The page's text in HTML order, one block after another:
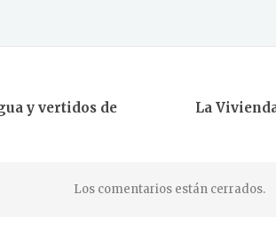
y vertidos de
La
Los comentarios están cerrados.